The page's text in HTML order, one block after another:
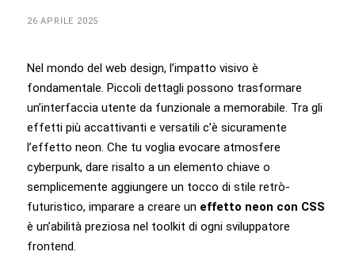
26 APRILE 2025
Nel mondo del web design, l’impatto visivo è
fondamentale. Piccoli dettagli possono trasformare
un’interfaccia utente da funzionale a memorabile. Tra gli
effetti più accattivanti e versatili c’è sicuramente
l’effetto neon. Che tu voglia evocare atmosfere
cyberpunk, dare risalto a un elemento chiave o
semplicemente aggiungere un tocco di stile retrò-
futuristico, imparare a creare un effetto neon con CSS
è un’abilità preziosa nel toolkit di ogni sviluppatore
frontend.